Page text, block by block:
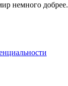
немного добрее.